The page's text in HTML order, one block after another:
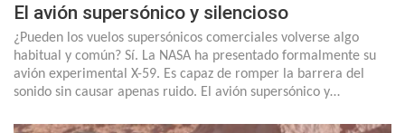
El avión supersónico y silencioso
¿Pueden los vuelos supersónicos comerciales volverse algo
habitual y común? Sí. La NASA ha presentado formalmente su
avión experimental X-59. Es capaz de romper la barrera del
sonido sin causar apenas ruido. El avión supersónico y…